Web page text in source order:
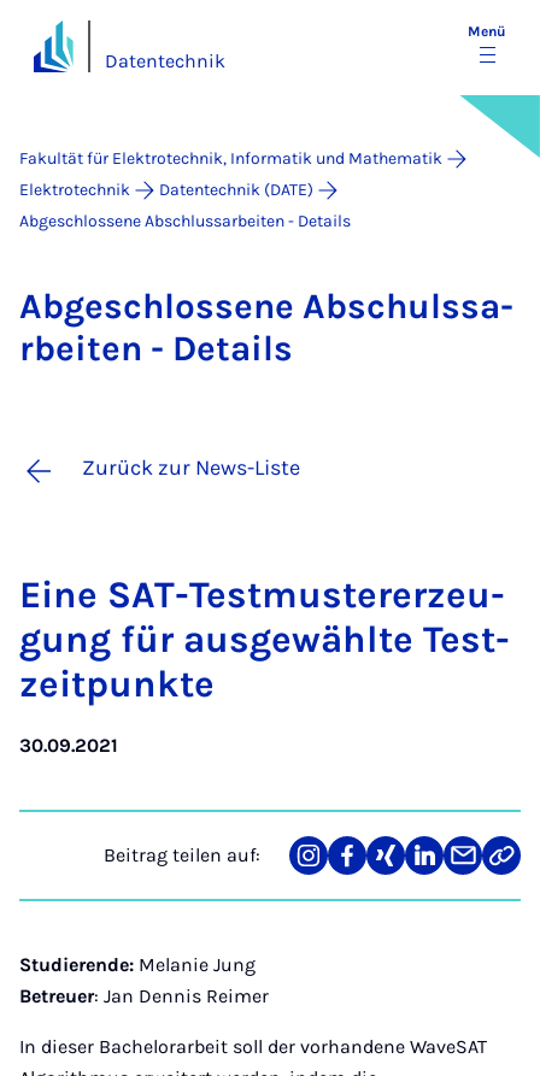
Datentechnik
Menü
Fakultät für Elektrotechnik, Informatik und Mathematik
Elektrotechnik
Datentechnik (DATE)
Abgeschlossene Abschlussarbeiten - Details
Ab­ge­schlos­se­ne Ab­schulss­a­
r­bei­ten - De­tails
Zurück zur News-Liste
Ei­ne SAT-Test­mus­ter­er­zeu­
gung für aus­ge­wähl­te Test­
zeit­punk­te
30.09.2021
Beitrag teilen auf:
Teilen
auf
Teilen
auf
Teilen
auf
Teilen
auf
Teilen
über
Link
Studierende: Melanie Jung
Betreuer: Jan Dennis Reimer
In dieser Bachelorarbeit soll der vorhandene WaveSAT